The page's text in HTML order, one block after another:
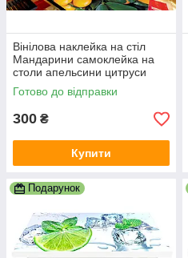
Вінілова наклейка на стіл
Мандарини самоклейка на
столи апельсини цитруси
помаранчевий принт
600х1200 мм
Готово до відправки
300 ₴
Купити
Подарунок